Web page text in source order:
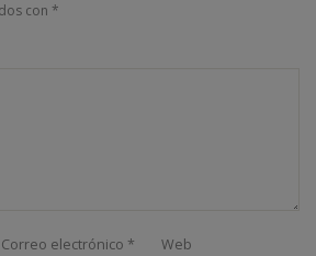
con *
Correo electrónico * Web